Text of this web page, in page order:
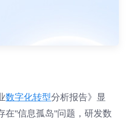
数字化转型分析报告》显
在"信息孤岛"问题，研发数